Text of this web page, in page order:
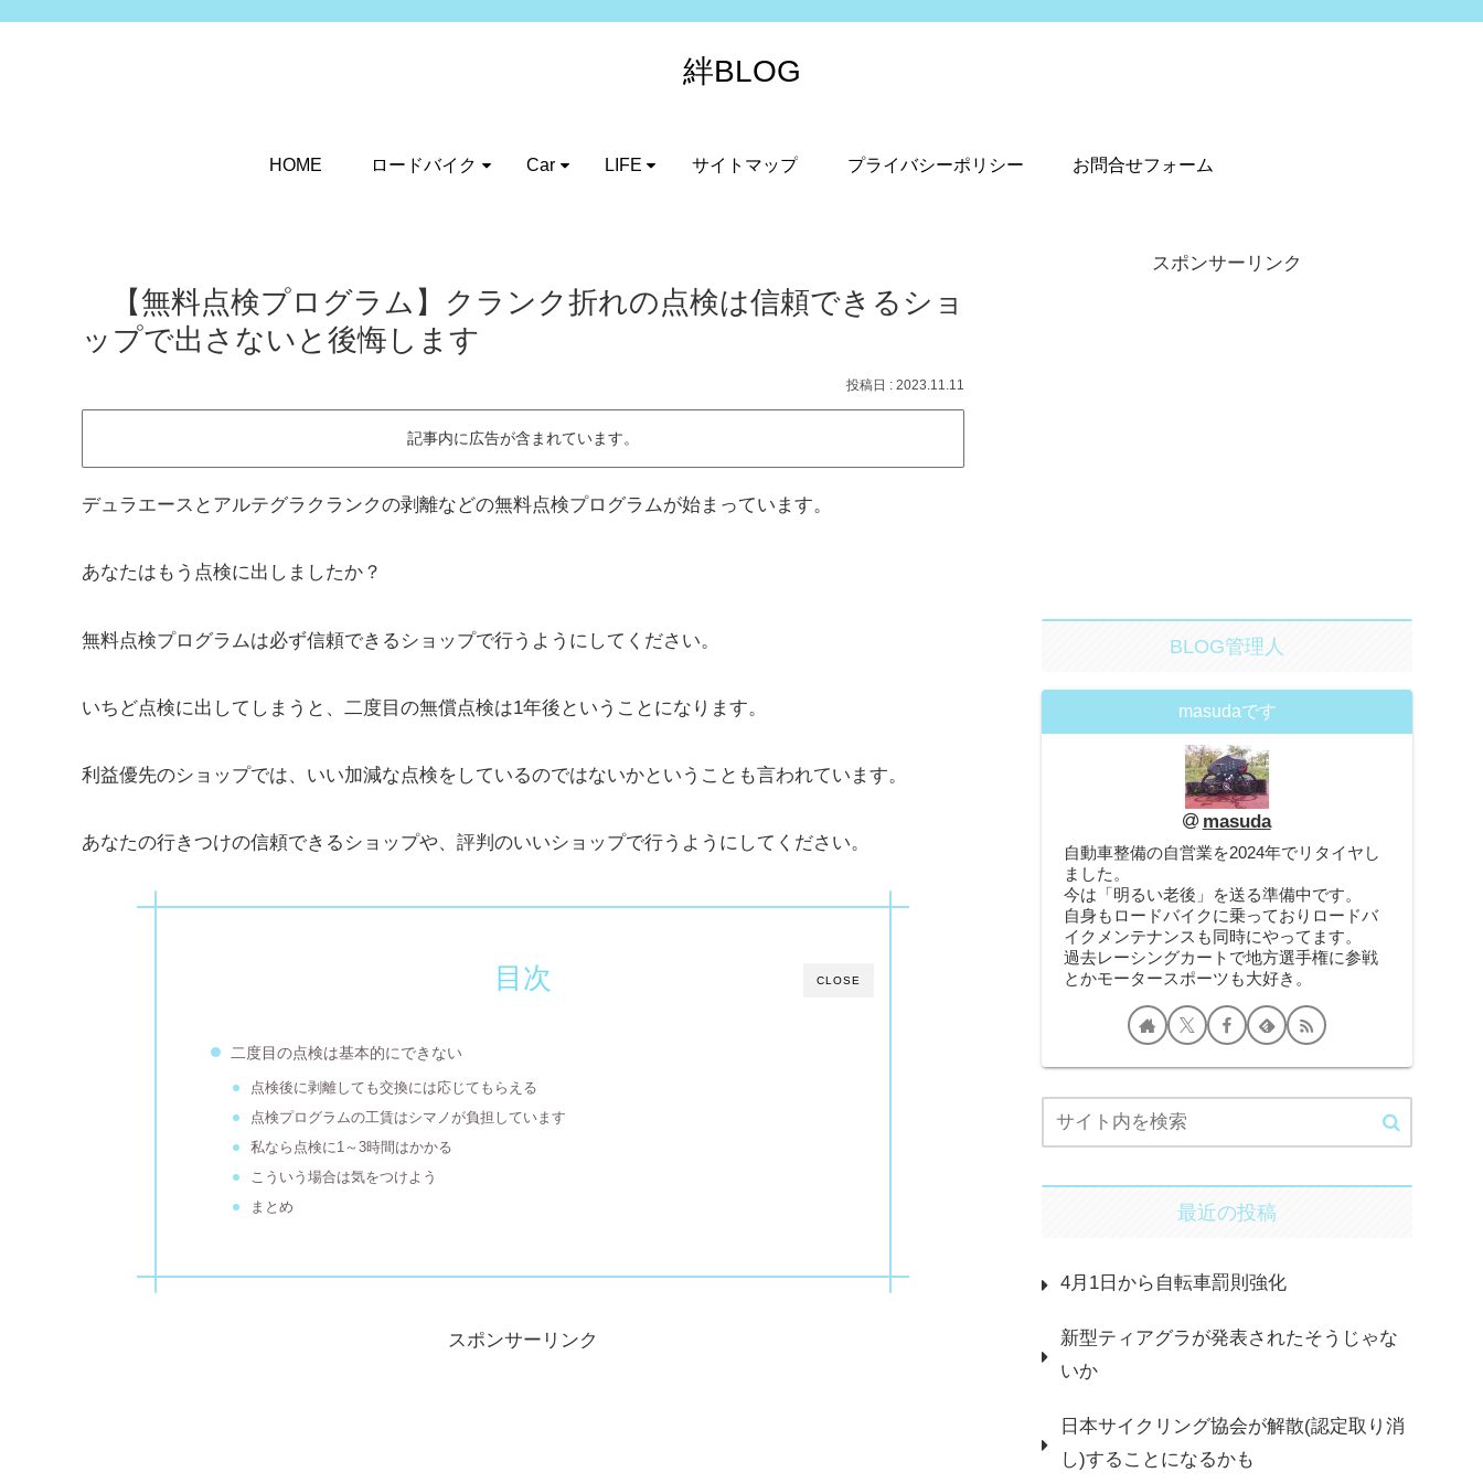
絆BLOG
HOME ロードバイク Car LIFE サイトマップ プライバシーポリシー お問合せフォーム
【無料点検プログラム】クランク折れの点検は信頼できるショ
ップで出さないと後悔します
2023.11.11
記事内に広告が含まれています。
デュラエースとアルテグラクランクの剥離などの無料点検プログラムが始まっています。
あなたはもう点検に出しましたか？
無料点検プログラムは必ず信頼できるショップで行うようにしてください。
いちど点検に出してしまうと、二度目の無償点検は1年後ということになります。
利益優先のショップでは、いい加減な点検をしているのではないかということも言われています。
あなたの行きつけの信頼できるショップや、評判のいいショップで行うようにしてください。
CLOSE
目次
二度目の点検は基本的にできない
点検後に剥離しても交換には応じてもらえる
点検プログラムの工賃はシマノが負担しています
私なら点検に1～3時間はかかる
こういう場合は気をつけよう
まとめ
スポンサーリンク
スポンサーリンク
BLOG管理人
masudaです
masuda
自動車整備の自営業を2024年でリタイヤし
ました。
今は「明るい老後」を送る準備中です。
自身もロードバイクに乗っておりロードバ
イクメンテナンスも同時にやってます。
過去レーシングカートで地方選手権に参戦
とかモータースポーツも大好き。
最近の投稿
4月1日から自転車罰則強化
新型ティアグラが発表されたそうじゃな
いか
日本サイクリング協会が解散(認定取り消
し)することになるかも